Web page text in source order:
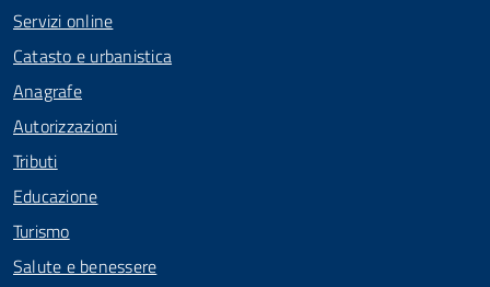
Servizi online
Catasto e urbanistica
Anagrafe
Autorizzazioni
Tributi
Educazione
Turismo
Salute e benessere